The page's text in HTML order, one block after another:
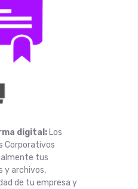
digital: Los
Corporativos
tus
y archivos,
de tu empresa y